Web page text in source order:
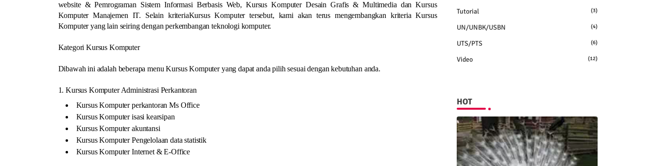
website & Pemrograman Sistem Informasi Berbasis Web, Kursus Komputer Desain Grafis & Multimedia dan Kursus
Komputer Manajemen IT. Selain kriteriaKursus Komputer tersebut, kami akan terus mengembangkan kriteria Kursus
Komputer yang lain seiring dengan perkembangan teknologi komputer.
Kategori Kursus Komputer
Dibawah ini adalah beberapa menu Kursus Komputer yang dapat anda pilih sesuai dengan kebutuhan anda.
1. Kursus Komputer Administrasi Perkantoran
Kursus Komputer perkantoran Ms Office
Kursus Komputer isasi kearsipan
Kursus Komputer akuntansi
Kursus Komputer Pengelolaan data statistik
Kursus Komputer Internet & E-Office
Tutorial (3)
UN/UNBK/USBN (4)
UTS/PTS (6)
Video (12)
HOT